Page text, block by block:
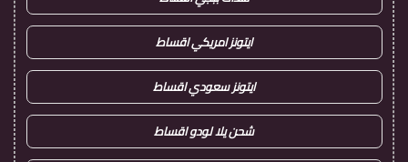
ايتونز امريكي اقساط
ايتونز سعودي اقساط
شحن يلا لودو اقساط